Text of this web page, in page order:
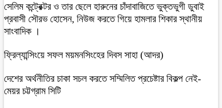
সেলিম কন্ট্রেক্টর ও তার ছেলে হারুনের চাঁদাবাজিতে ভুক্তভুগী ডুবাই
প্রবাসী সৌরভ হোসেন, নিউজ করতে গিয়ে হামলার শিকার স্থানীয়
সাংবাদিক ।
ফ্রিল্যান্সিংয়ে সফল ময়মনসিংহের দিবস সাহা (আদর)
দেশের অর্থনীতির চাকা সচল করতে সম্মিলিত প্রচেষ্টার বিকল্প নেই-
মেয়র চট্টগ্রাম সিটি